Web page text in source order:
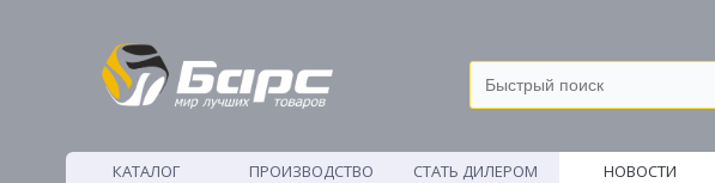
КАТАЛОГ
ПРОИЗВОДСТВО
СТАТЬ ДИЛЕРОМ НОВОСТИ